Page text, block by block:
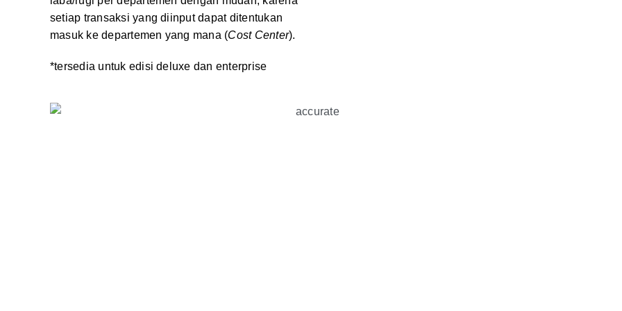
setiap transaksi yang diinput dapat ditentukan
masuk ke departemen yang mana (Cost Center).
*tersedia untuk edisi deluxe dan enterprise